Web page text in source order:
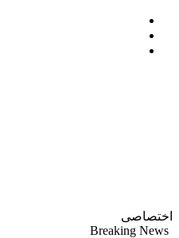
اختصاصی
Breaking News